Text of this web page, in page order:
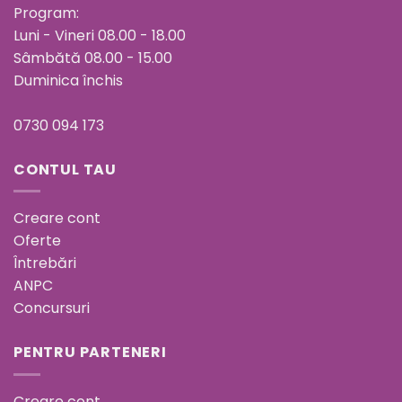
Program:
Luni - Vineri 08.00 - 18.00
Sâmbătă 08.00 - 15.00
Duminica închis
0730 094 173
CONTUL TAU
Creare cont
Oferte
Întrebări
ANPC
Concursuri
PENTRU PARTENERI